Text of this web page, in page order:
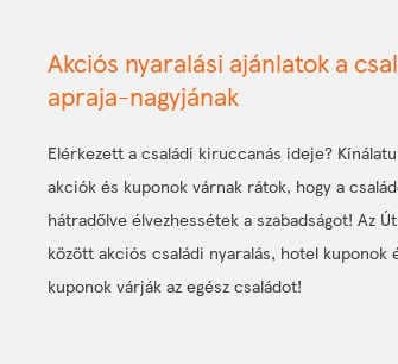
Akciós nyaralási ajánlatok a
apraja-nagyjának
Elérkezett a családi kiruccanás ideje?
akciók és kuponok várnak rátok, hogy a
hátradőlve élvezhessétek a szabadságot! Az
között akciós családi nyaralás, hotel kuponok
kuponok várják az egész családot!